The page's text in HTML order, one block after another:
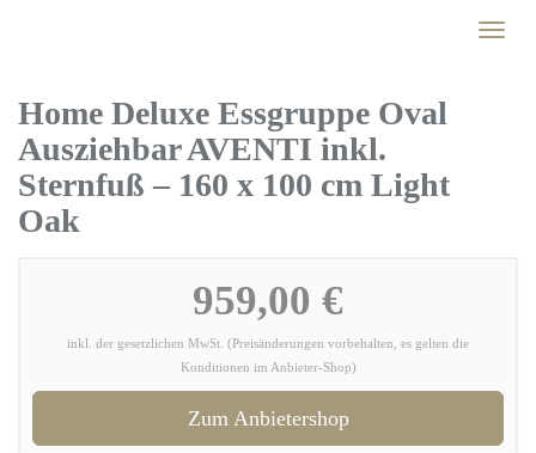
Toggle
Home Deluxe Essgruppe Oval
Ausziehbar AVENTI inkl.
Sternfuß – 160 x 100 cm Light
Oak
959,00 €
inkl. der gesetzlichen MwSt. (Preisänderungen vorbehalten, es gelten die
Konditionen im Anbieter-Shop)
Zum Anbietershop